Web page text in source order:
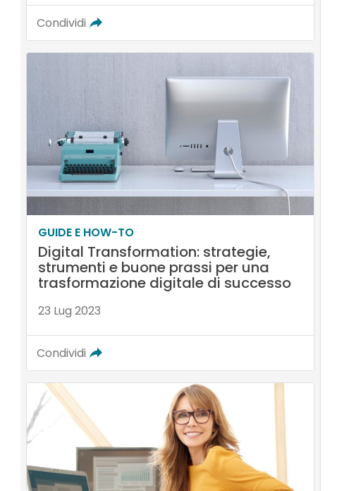
Condividi
GUIDE E HOW-TO
Digital Transformation: strategie,
strumenti e buone prassi per una
trasformazione digitale di successo
23 Lug 2023
Condividi